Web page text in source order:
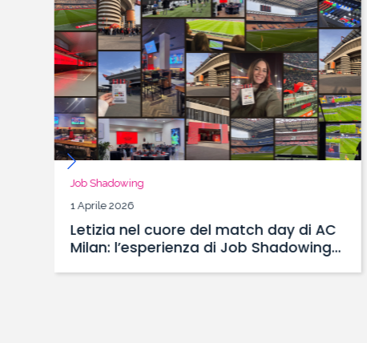
Job Shadowing
1 Aprile 2026
Letizia nel cuore del match day di AC
Milan: l’esperienza di Job Shadowing